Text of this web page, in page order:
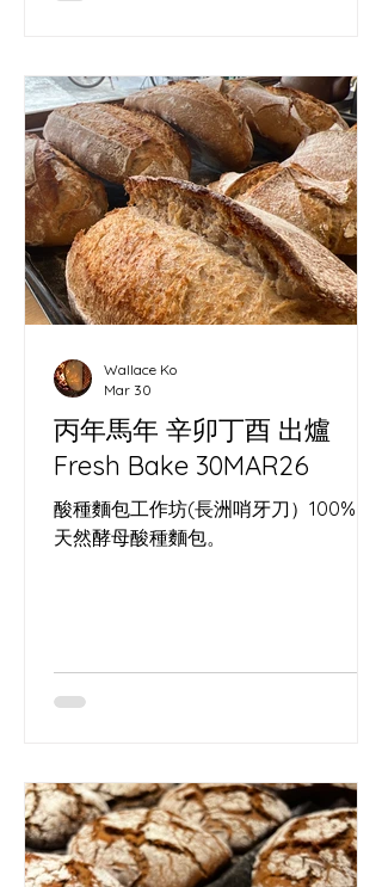
丙年馬年 辛卯丁酉 出爐
Fresh Bake 30MAR26
酸種麵包工作坊(長洲哨牙刀）100%。
天然酵母酸種麵包。
Wallace Ko
Mar 30